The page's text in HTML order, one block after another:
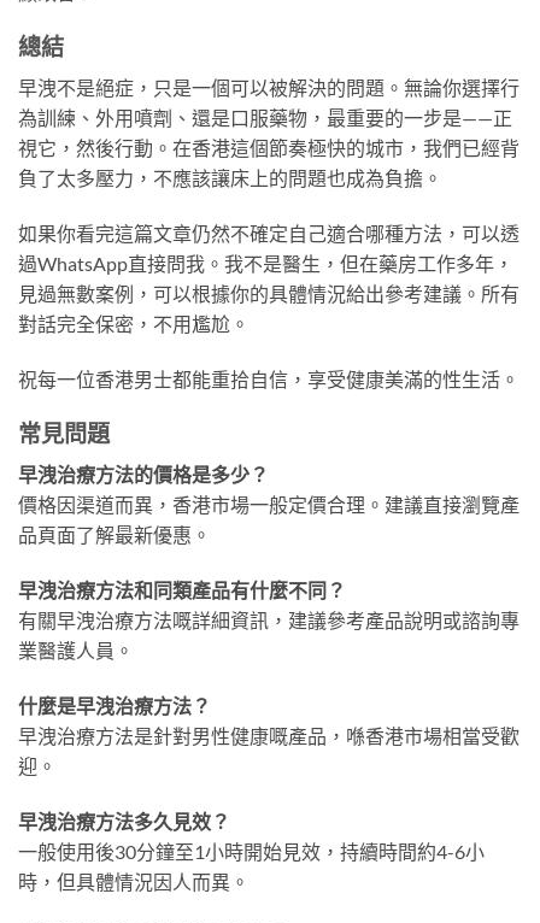
總結
早洩不是絕症，只是一個可以被解決的問題。無論你選擇行
為訓練、外用噴劑、還是口服藥物，最重要的一步是——正
視它，然後行動。在香港這個節奏極快的城市，我們已經背
負了太多壓力，不應該讓床上的問題也成為負擔。
如果你看完這篇文章仍然不確定自己適合哪種方法，可以透
過WhatsApp直接問我。我不是醫生，但在藥房工作多年，
見過無數案例，可以根據你的具體情況給出參考建議。所有
對話完全保密，不用尷尬。
祝每一位香港男士都能重拾自信，享受健康美滿的性生活。
常見問題
早洩治療方法的價格是多少？
價格因渠道而異，香港市場一般定價合理。建議直接瀏覽產
品頁面了解最新優惠。
早洩治療方法和同類產品有什麼不同？
有關早洩治療方法嘅詳細資訊，建議參考產品說明或諮詢專
業醫護人員。
什麼是早洩治療方法？
早洩治療方法是針對男性健康嘅產品，喺香港市場相當受歡
迎。
早洩治療方法多久見效？
一般使用後30分鐘至1小時開始見效，持續時間約4-6小
時，但具體情況因人而異。